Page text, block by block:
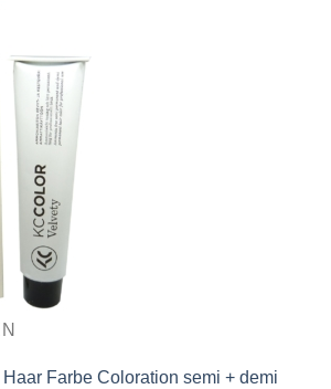
Farbe Coloration semi + demi